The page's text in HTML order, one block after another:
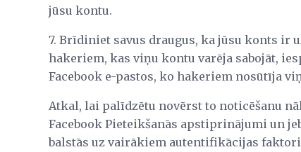
jūsu kontu.
7. Brīdiniet savus draugus, ka jūsu konts
hakeriem, kas viņu kontu varēja sabojāt,
Facebook e-pastos, ko hakeriem nosūtīja
Atkal, lai palīdzētu novērst to noticēšanu
Facebook Pieteikšanās apstiprinājumi un
balstās uz vairākiem autentifikācijas